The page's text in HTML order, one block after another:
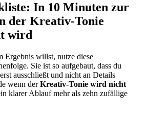
In 10 Minuten zur
der Kreativ-Tonie
wird
Ergebnis willst, nutze diese
Sie ist so aufgebaut, dass du
ausschließt und nicht an Details
wenn derKreativ-Tonie wird nicht
klarer Ablauf mehr als zehn zufällige